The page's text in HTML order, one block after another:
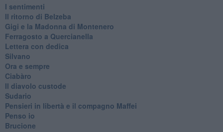
I sentimenti
Il ritorno di Belzeba
Gigi e la Madonna di Montenero
Ferragosto a Quercianella
Lettera con dedica
Silvano
Ora e sempre
Ciabàro
Il diavolo custode
Sudario
Pensieri in libertà e il compagno Maffei
Penso io
Brucione